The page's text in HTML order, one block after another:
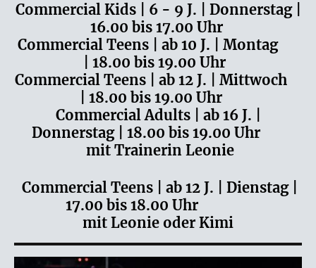
Commercial Kids | 6 - 9 J. | Donnerstag |
16.00 bis 17.00 Uhr
Commercial Teens | ab 10 J. | Montag
| 18.00 bis 19.00 Uhr
Commercial Teens | ab 12 J. | Mittwoch
| 18.00 bis 19.00 Uhr
Commercial Adults | ab 16 J. |
Donnerstag | 18.00 bis 19.00 Uhr
mit Trainerin Leonie
Commercial Teens | ab 12 J. | Dienstag |
17.00 bis 18.00 Uhr
mit Leonie oder Kimi